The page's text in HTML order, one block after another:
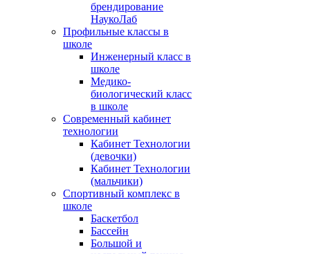
брендирование
НаукоЛаб
Профильные классы в
школе
Инженерный класс в
школе
Медико-
биологический класс
в школе
Современный кабинет
технологии
Кабинет Технологии
(девочки)
Кабинет Технологии
(мальчики)
Спортивный комплекс в
школе
Баскетбол
Бассейн
Большой и